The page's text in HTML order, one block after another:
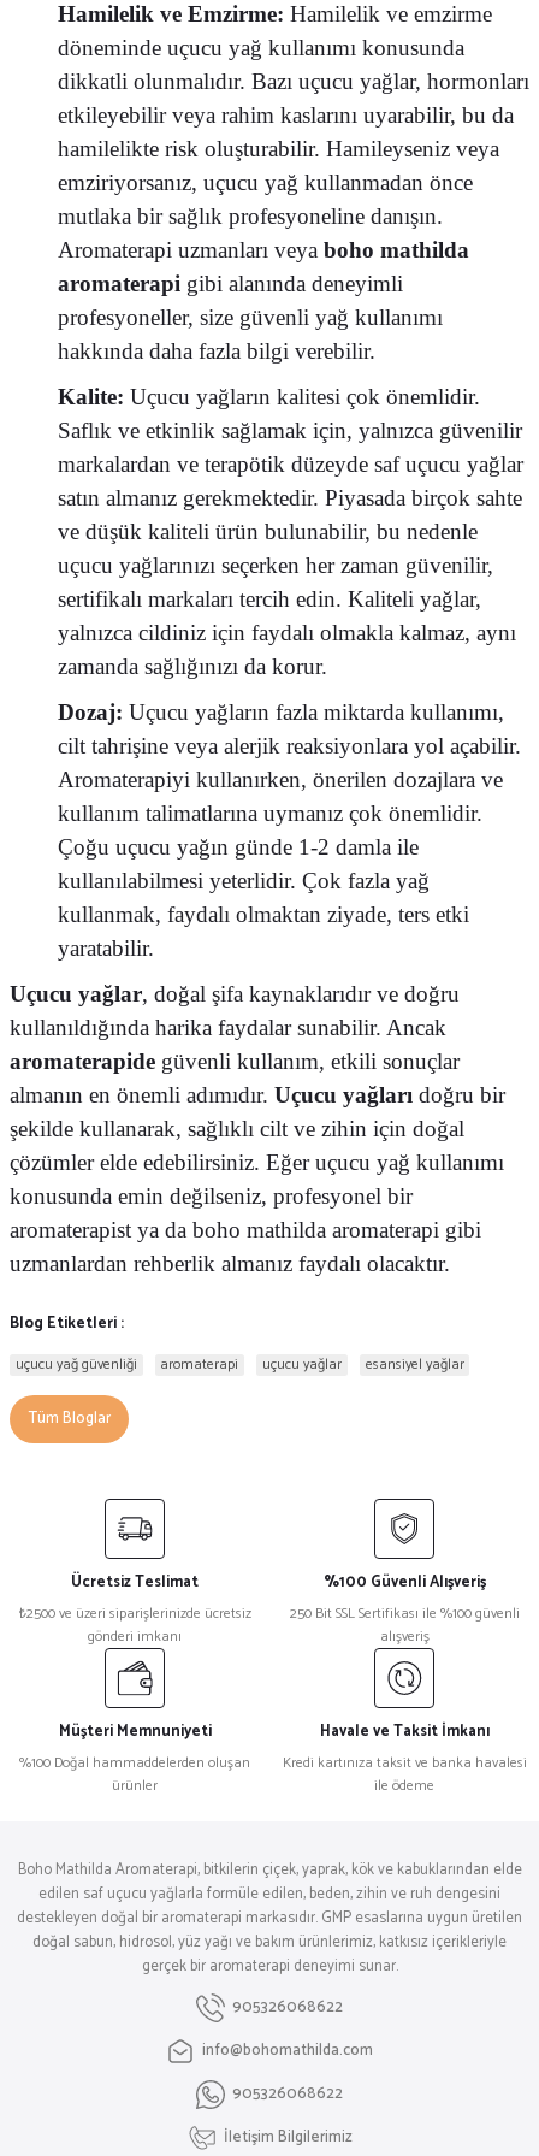
Hamilelik ve Emzirme: Hamilelik ve emzirme
döneminde uçucu yağ kullanımı konusunda
dikkatli olunmalıdır. Bazı uçucu yağlar, hormonları
etkileyebilir veya rahim kaslarını uyarabilir, bu da
hamilelikte risk oluşturabilir. Hamileyseniz veya
emziriyorsanız, uçucu yağ kullanmadan önce
mutlaka bir sağlık profesyoneline danışın.
Aromaterapi uzmanları veya boho mathilda
aromaterapi gibi alanında deneyimli
profesyoneller, size güvenli yağ kullanımı
hakkında daha fazla bilgi verebilir.
Kalite: Uçucu yağların kalitesi çok önemlidir.
Saflık ve etkinlik sağlamak için, yalnızca güvenilir
markalardan ve terapötik düzeyde saf uçucu yağlar
satın almanız gerekmektedir. Piyasada birçok sahte
ve düşük kaliteli ürün bulunabilir, bu nedenle
uçucu yağlarınızı seçerken her zaman güvenilir,
sertifikalı markaları tercih edin. Kaliteli yağlar,
yalnızca cildiniz için faydalı olmakla kalmaz, aynı
zamanda sağlığınızı da korur.
Dozaj: Uçucu yağların fazla miktarda kullanımı,
cilt tahrişine veya alerjik reaksiyonlara yol açabilir.
Aromaterapiyi kullanırken, önerilen dozajlara ve
kullanım talimatlarına uymanız çok önemlidir.
Çoğu uçucu yağın günde 1-2 damla ile
kullanılabilmesi yeterlidir. Çok fazla yağ
kullanmak, faydalı olmaktan ziyade, ters etki
yaratabilir.
Uçucu yağlar, doğal şifa kaynaklarıdır ve doğru
kullanıldığında harika faydalar sunabilir. Ancak
aromaterapide güvenli kullanım, etkili sonuçlar
almanın en önemli adımıdır. Uçucu yağları doğru bir
şekilde kullanarak, sağlıklı cilt ve zihin için doğal
çözümler elde edebilirsiniz. Eğer uçucu yağ kullanımı
konusunda emin değilseniz, profesyonel bir
aromaterapist ya da boho mathilda aromaterapi gibi
uzmanlardan rehberlik almanız faydalı olacaktır.
Blog Etiketleri :
uçucu yağ güvenliği aromaterapi uçucu yağlar esansiyel yağlar
Tüm Bloglar
Ücretsiz Teslimat
₺2500 ve üzeri siparişlerinizde ücretsiz
gönderi imkanı
%100 Güvenli Alışveriş
250 Bit SSL Sertifikası ile %100 güvenli
alışveriş
Müşteri Memnuniyeti
%100 Doğal hammaddelerden oluşan
ürünler
Havale ve Taksit İmkanı
Kredi kartınıza taksit ve banka havalesi
ile ödeme
Boho Mathilda Aromaterapi, bitkilerin çiçek, yaprak, kök ve kabuklarından elde
edilen saf uçucu yağlarla formüle edilen, beden, zihin ve ruh dengesini
destekleyen doğal bir aromaterapi markasıdır. GMP esaslarına uygun üretilen
doğal sabun, hidrosol, yüz yağı ve bakım ürünlerimiz, katkısız içerikleriyle
gerçek bir aromaterapi deneyimi sunar.
905326068622
info@bohomathilda.com
905326068622
İletişim Bilgilerimiz